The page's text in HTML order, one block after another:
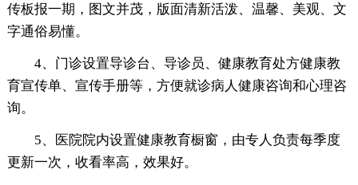
传板报一期，图文并茂，版面清新活泼、温馨、美观、文
字通俗易懂。
4、门诊设置导诊台、导诊员、健康教育处方健康教
育宣传单、宣传手册等，方便就诊病人健康咨询和心理咨
询。
5、医院院内设置健康教育橱窗，由专人负责每季度
更新一次，收看率高，效果好。